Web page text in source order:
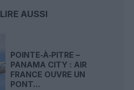
LIRE AUSSI
POINTE‑À‑PITRE –
PANAMA CITY : AIR
FRANCE OUVRE UN
PONT...